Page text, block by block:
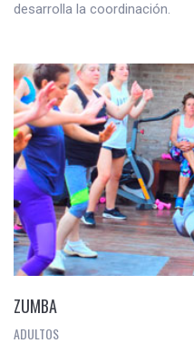
desarrolla la coordinación.
ZUMBA
ADULTOS